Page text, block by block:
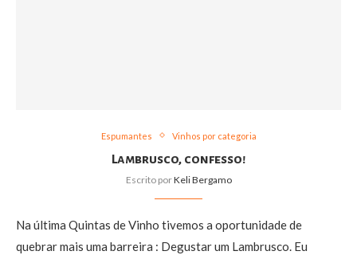
Espumantes Vinhos por categoria
Lambrusco, confesso!
Escrito porKeli Bergamo
Na última Quintas de Vinho tivemos a oportunidade de
quebrar mais uma barreira : Degustar um Lambrusco. Eu